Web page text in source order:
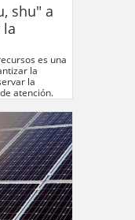
shu" a
es una
la
la
atención.